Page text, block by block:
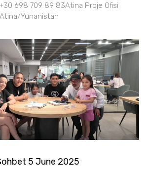
698 709 89 83Atina Proje Ofisi
Yunanistan
5 June 2025